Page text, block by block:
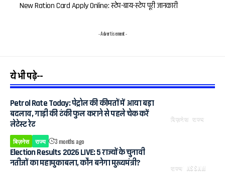
New Ration Card Apply Online: स्टेप-बाय-स्टेप पूरी जानकारी
- Advertisement -
ये भी पढ़े--
बिज़नेस राज्य
Petrol Rate Today: पेट्रोल की कीमतों में आया बड़ा
बदलाव, गाड़ी की टंकी फुल कराने से पहले चेक करें
लेटेस्ट रेट
बिज़नेस राज्य 3 months ago
राज्य ASSAM
Election Results 2026 LIVE: 5 राज्यों के चुनावी
नतीजों का महामुकाबला, कौन बनेगा मुख्यमंत्री?